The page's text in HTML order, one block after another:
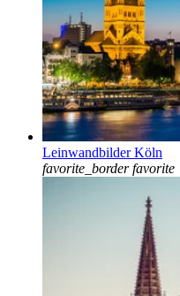
Leinwandbilder Köln
favorite_border favorite